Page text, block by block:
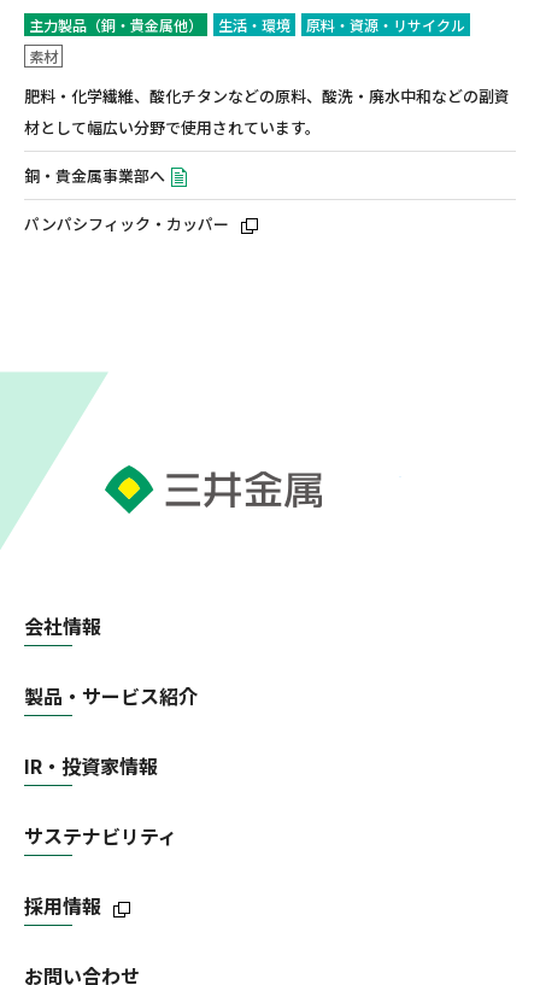
主力製品（銅・貴金属他） 生活・環境
原料・資源・リサイクル
素材
肥料・化学繊維、酸化チタンなどの原料、酸洗・廃水中和などの副資
材として幅広い分野で使用されています。
銅・貴金属事業部へ
パンパシフィック・カッパー
会社情報
製品・サービス紹介
IR・投資家情報
サステナビリティ
採用情報
お問い合わせ